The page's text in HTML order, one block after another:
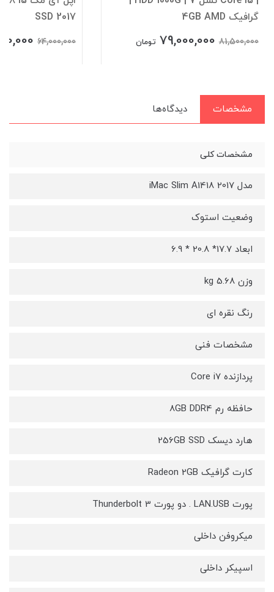
گرافیک 4GB AMD
81,500,000
79,000,000 تومان
SSD 2017
64,000,000
مشخصات دیدگاه‌ها
مشخصات کلی
مدل iMac Slim A1418 2017
وضعیت استوک
ابعاد 17.7* 20.8 * 6.9
وزن 5.68 kg
رنگ نقره ای
مشخصات فنی
پردازنده Core i7
حافظه رم 8GB DDR4
هارد دیسک 256GB SSD
کارت گرافیک Radeon 2GB
پورت LAN.USB . دو پورت Thunderbolt 3
میکروفن داخلی
اسپیکر داخلی